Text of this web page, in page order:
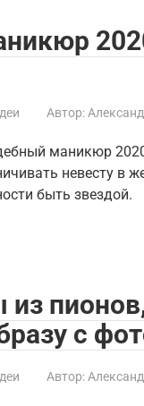
Автор:
маникюр
невесту в
быть звездой.
из
с
Автор: